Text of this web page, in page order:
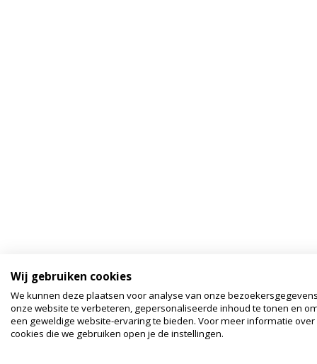
Wij gebruiken cookies
We kunnen deze plaatsen voor analyse van onze
onze website te verbeteren, gepersonaliseerde inhoud te tonen en
een geweldige website-ervaring te bieden. Voor meer informatie over
cookies die we gebruiken open je de instellingen.